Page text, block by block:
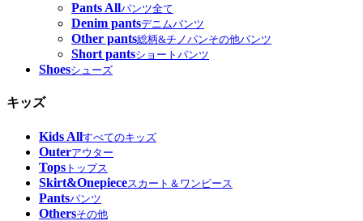
Pants Allパンツ全て
Denim pantsデニムパンツ
Other pants総柄&チノパンその他パンツ
Short pantsショートパンツ
Shoesシューズ
キッズ
Kids Allすべてのキッズ
Outerアウター
Tops トップス
Skirt&Onepieceスカート＆ワンピース
Pantsパンツ
Othersその他